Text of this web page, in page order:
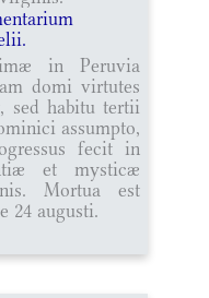
in Peruvia
domi virtutes
sed habitu tertii
assumpto,
fecit in
et mysticæ
Mortua est
24 augusti.